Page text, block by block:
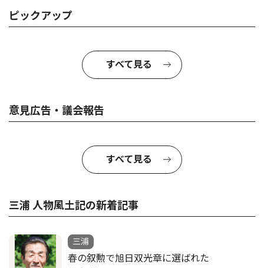
ピックアップ
すべて見る
意見広告・議会報告
すべて見る
三浦 人物風土記の新着記事
三浦
春の叙勲で旭日双光章に選ばれた